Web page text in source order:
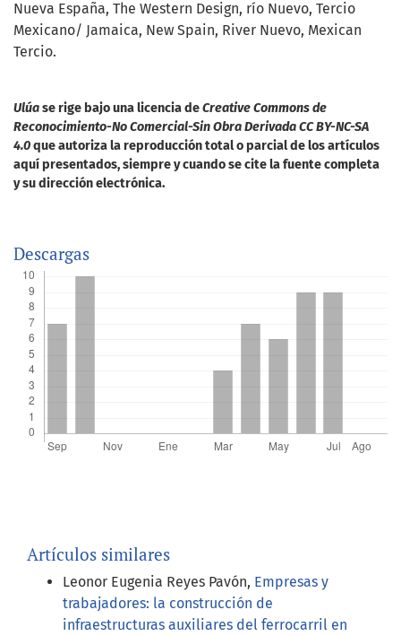
Nueva España The Western Design río Nuevo Tercio
Mexicano/ Jamaica New Spain River Nuevo Mexican
Tercio.
Ulúase rige bajo una licencia deCreative Commons de
Reconocimiento-No Comercial-Sin Obra Derivada CC BY-NC-SA
4.0que autoriza la reproducción total o parcial de los artículos
aquí presentados, siempre y cuando se cite la fuente completa
y su dirección electrónica.
Descargas
Artículos similares
Leonor Eugenia Reyes Pavón, Empresas y
trabajadores: la construcción de
infraestructuras auxiliares del ferrocarril en